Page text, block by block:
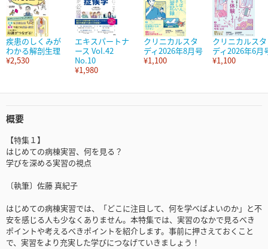
疾患のしくみが
わかる解剖生理
¥2,530
エキスパートナ
ース Vol.42
No.10
¥1,980
クリニカルスタ
ディ2026年8月号
¥1,100
クリニカルスタ
ディ2026年6月
¥1,100
概要
【特集１】
はじめての病棟実習、何を見る？
学びを深める実習の視点
〔執筆〕佐藤 真紀子
はじめての病棟実習では、「どこに注目して、何を学べばよいのか」と不
安を感じる人も少なくありません。本特集では、実習のなかで見るべき
ポイントや考えるべきポイントを紹介します。事前に押さえておくこと
で、実習をより充実した学びにつなげていきましょう！